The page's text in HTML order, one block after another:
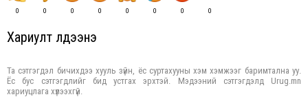
0 0 0 0 0 0 0 0
Хариулт үлдээнэ үү
Та сэтгэгдэл бичихдээ хууль зүйн, ёс суртахууны хэм хэмжээг баримтална уу.
Ёс бус сэтгэгдлийг бид устгах эрхтэй. Мэдээний сэтгэгдэлд Urug.mn
хариуцлага хүлээхгүй.